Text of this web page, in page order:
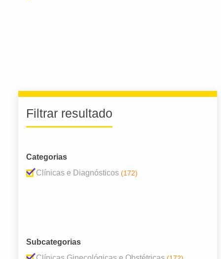
Filtrar resultado
Categorias
Clínicas e Diagnósticos (172)
Subcategorias